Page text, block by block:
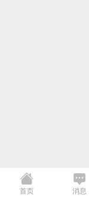
首页 消息